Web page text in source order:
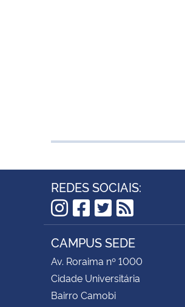
REDES SOCIAIS:
Instagram
Facebook
Twitter
RSS
CAMPUS SEDE
Av. Roraima nº 1000
Cidade Universitária
Bairro Camobi